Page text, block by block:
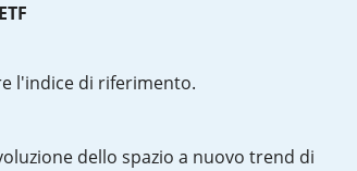
l'indice di riferimento.
dello spazio a nuovo trend di